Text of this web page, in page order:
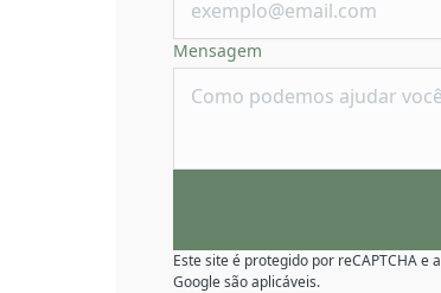
Mensagem
Este site é protegido por reCAPTCHA e a
Google são aplicáveis.